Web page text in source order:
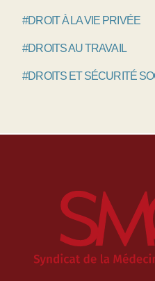
#DROIT À LA VIE PRIVÉE
#DROITS AU TRAVAIL
#DROITS ET SÉCURITÉ